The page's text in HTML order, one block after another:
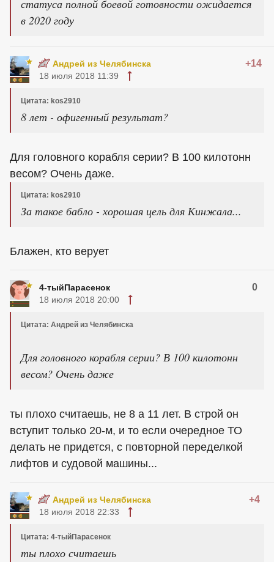
статуса полной боевой готовности ожидается
в 2020 году
Андрей из Челябинска +14
18 июля 2018 11:39
Цитата: kos2910
8 лет - офигенный результат?
Для головного корабля серии? В 100 килотонн
весом? Очень даже.
Цитата: kos2910
За такое бабло - хорошая цель для Кинжала...
Блажен, кто верует
4-тыйПарасенок 0
18 июля 2018 20:00
Цитата: Андрей из Челябинска
Для головного корабля серии? В 100 килотонн
весом? Очень даже
ты плохо считаешь, не 8 а 11 лет. В строй он
вступит только 20-м, и то если очередное ТО
делать не придется, с повторной переделкой
лифтов и судовой машины...
Андрей из Челябинска +4
18 июля 2018 22:33
Цитата: 4-тыйПарасенок
ты плохо считаешь